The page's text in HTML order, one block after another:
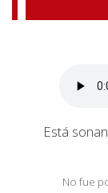
Está
No fue